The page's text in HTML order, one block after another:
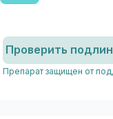
Проверить
Препарат защищен от